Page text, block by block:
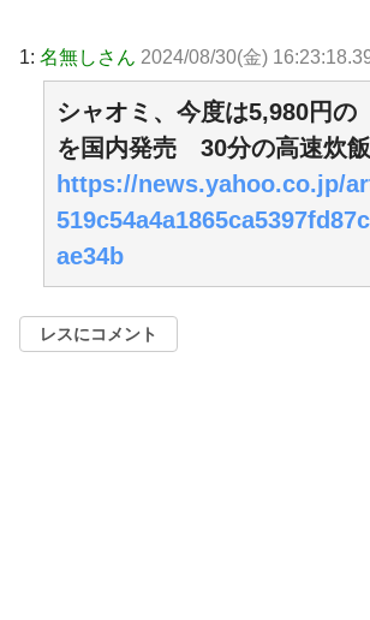
1: 名無しさん 2024/08/30(金)
シャオミ、今度は5,980円の
を国内発売 30分の高速炊
https://news.yahoo.co.jp/
ae34b
レスにコメント